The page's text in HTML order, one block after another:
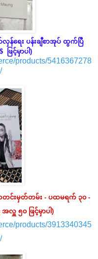
လှန်ရေး ပန်းချီစာအုပ် ထွက်ပြီ
ြင့်မှာပါ)
products/5416367278
သတင်းမှတ်တမ်း - ပထမရက် ၃၀ -
လှူ ၅၀ ဖြင့်မှာပါ)
products/3913340345